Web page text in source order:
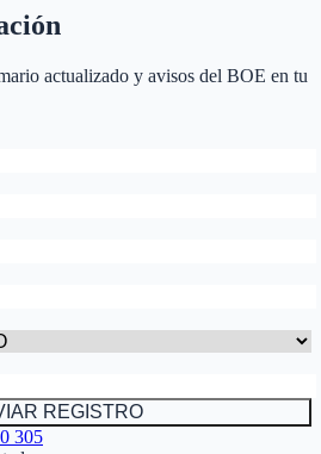
actualizado y avisos del BOE en tu
REGISTRO
305